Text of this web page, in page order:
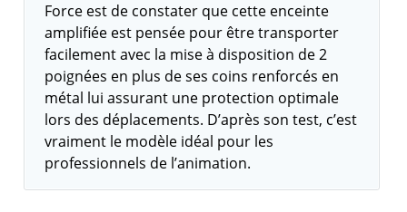
Force est de constater que cette enceinte
amplifiée est pensée pour être transporter
facilement avec la mise à disposition de 2
poignées en plus de ses coins renforcés en
métal lui assurant une protection optimale
lors des déplacements. D’après son test, c’est
vraiment le modèle idéal pour les
professionnels de l’animation.